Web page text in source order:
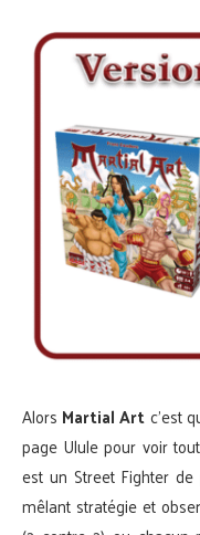
Alors Martial Artc’est
page Ulule pour voir
est un Street Fighter
mêlant stratégie et